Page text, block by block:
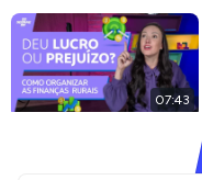
07:43